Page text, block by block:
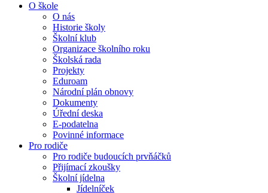
O škole
O nás
Historie školy
Školní klub
Organizace školního roku
Školská rada
Projekty
Eduroam
Národní plán obnovy
Dokumenty
Úřední deska
E-podatelna
Povinné informace
Pro rodiče
Pro rodiče budoucích prvňáčků
Přijímací zkoušky
Školní jídelna
Jídelníček